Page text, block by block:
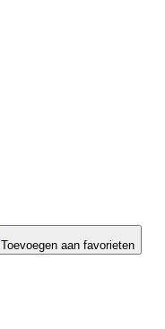
Toevoegen aan favorieten